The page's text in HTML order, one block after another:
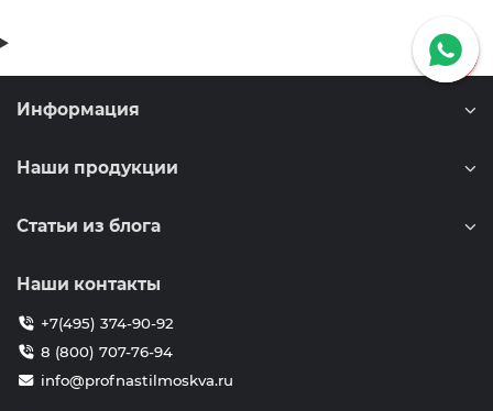
Информация
Наши продукции
Статьи из блога
Наши контакты
+7(495) 374-90-92
8 (800) 707-76-94
info@profnastilmoskva.ru